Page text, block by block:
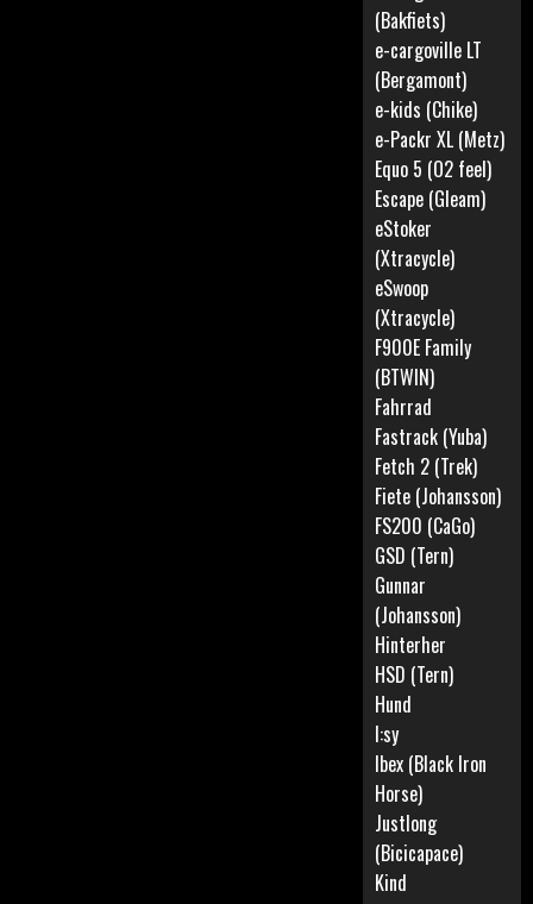
(Bakfiets)
e-cargoville LT
(Bergamont)
e-kids (Chike)
e-Packr XL (Metz)
Equo 5 (O2 feel)
Escape (Gleam)
eStoker
(Xtracycle)
eSwoop
(Xtracycle)
F900E Family
(BTWIN)
Fahrrad
Fastrack (Yuba)
Fetch 2 (Trek)
Fiete (Johansson)
FS200 (CaGo)
GSD (Tern)
Gunnar
(Johansson)
Hinterher
HSD (Tern)
Hund
I:sy
Ibex (Black Iron
Horse)
Justlong
(Bicicapace)
Kind